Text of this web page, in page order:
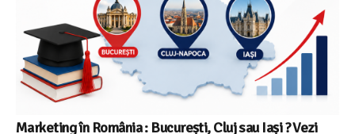
Marketing în România : București, Cluj sau Iași ? Vezi